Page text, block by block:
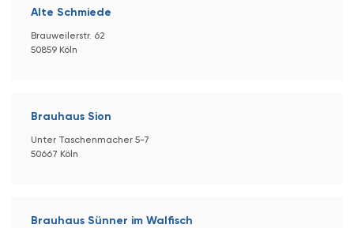
Alte Schmiede
Brauweilerstr. 62
50859 Köln
Brauhaus Sion
Unter Taschenmacher 5-7
50667 Köln
Brauhaus Sünner im Walfisch